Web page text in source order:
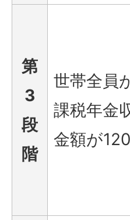
第
3
段
階
世帯全員
課税年金
金額が